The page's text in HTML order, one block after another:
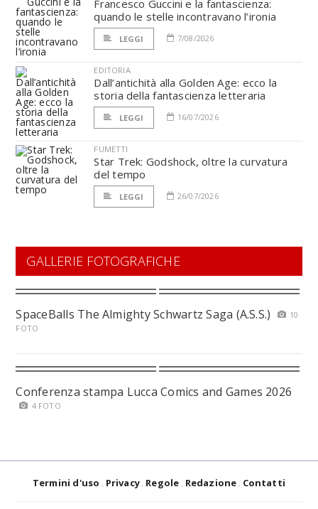
Francesco Guccini e la fantascienza:
quando le stelle incontravano l’ironia
LEGGI 7/08/2026
EDITORIA
Dall’antichità alla Golden Age: ecco la
storia della fantascienza letteraria
LEGGI 16/07/2026
FUMETTI
Star Trek: Godshock, oltre la curvatura
del tempo
LEGGI 26/07/2026
GALLERIE FOTOGRAFICHE
SpaceBalls The Almighty Schwartz Saga (A.S.S.)
10
FOTO
Conferenza stampa Lucca Comics and Games 2026
4 FOTO
Termini d'uso Privacy Regole Redazione Contatti